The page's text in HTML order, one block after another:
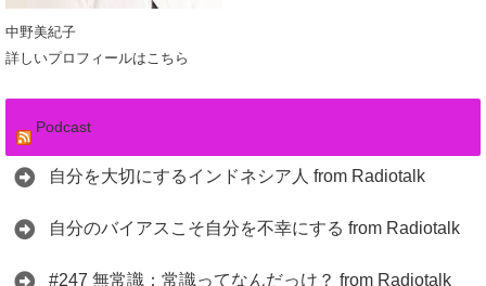
中野美紀子
詳しいプロフィールはこちら
Podcast
自分を大切にするインドネシア人 from Radiotalk
自分のバイアスこそ自分を不幸にする from Radiotalk
#247 無常識：常識ってなんだっけ？ from Radiotalk